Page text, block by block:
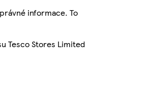
informace. To
Tesco Stores Limited